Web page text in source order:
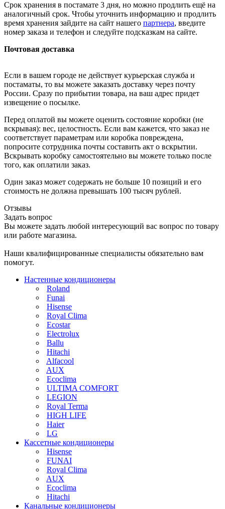
Срок хранения в постамате 3 дня, но можно продлить ещё на
аналогичный срок. Чтобы уточнить информацию и продлить
время хранения зайдите на сайт нашего партнера, введите
номер заказа и телефон и следуйте подсказкам на сайте.
Почтовая доставка
Если в вашем городе не действует курьерская служба и
постаматы, то вы можете заказать доставку через почту
России. Сразу по прибытии товара, на ваш адрес придет
извещение о посылке.
Перед оплатой вы можете оценить состояние коробки (не
вскрывая): вес, целостность. Если вам кажется, что заказ не
соответствует параметрам или коробка повреждена,
попросите сотрудника почты составить акт о вскрытии.
Вскрывать коробку самостоятельно вы можете только после
того, как оплатили заказ.
Один заказ может содержать не больше 10 позиций и его
стоимость не должна превышать 100 тысяч рублей.
Отзывы
Задать вопрос
Вы можете задать любой интересующий вас вопрос по товару
или работе магазина.
Наши квалифицированные специалисты обязательно вам
помогут.
Настенные кондиционеры
Roland
Funai
Hisense
Royal Clima
Ecostar
Electrolux
Ballu
Hitachi
Alfacool
AUX
Ecoclima
ULTIMA COMFORT
LEGION
Royal Terma
HIGH LIFE
Haier
LG
Кассетные кондиционеры
Hisense
FUNAI
Royal Clima
AUX
Ecoclima
Hitachi
Канальные кондиционеры